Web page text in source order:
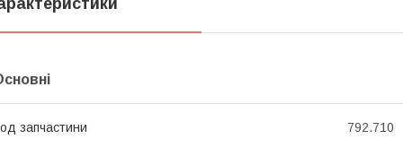
запчастини 792.710